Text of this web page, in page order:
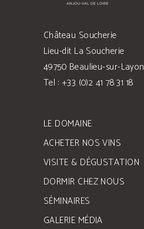
Château Soucherie
Lieu-dit La Soucherie
49750 Beaulieu-sur-Layon
Tel : +33 (0)2 41 78 31 18
LE DOMAINE
ACHETER NOS VINS
VISITE & DÉGUSTATION
DORMIR CHEZ NOUS
SÉMINAIRES
GALERIE MÉDIA